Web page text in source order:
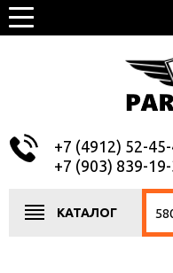
+7 (4912) 52-
+7 (903) 839-
КАТАЛОГ